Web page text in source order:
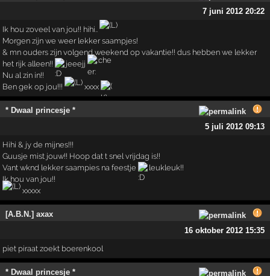
7 juni 2012 20:22
Ik hou zoveel van jou!! hihi..
Morgen zijn we weer lekker saampjes!
& mn ouders zijn volgend weekend op vakantie!! dus hebben we lekker
het rijk alleen!!
jeeejj
Nu al zin in!!
Ben gek op jou!!!
xxxx
* Dwaal princesje *
5 juli 2012 09:13
Hihi & jy de mijnes!!!
Guusje mist jouw!! Hoop dat t snel vrijdag is!!
Vant wknd lekker saampies na feestje
leukleuk!!
Ik hou van jou!!
xxxxx
[A.B.N.] axax
16 oktober 2012 15:35
piet piraat zoekt boerenkool
* Dwaal princesje *